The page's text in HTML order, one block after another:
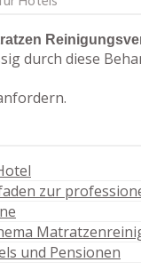
durch diese
zur
und Pensionen